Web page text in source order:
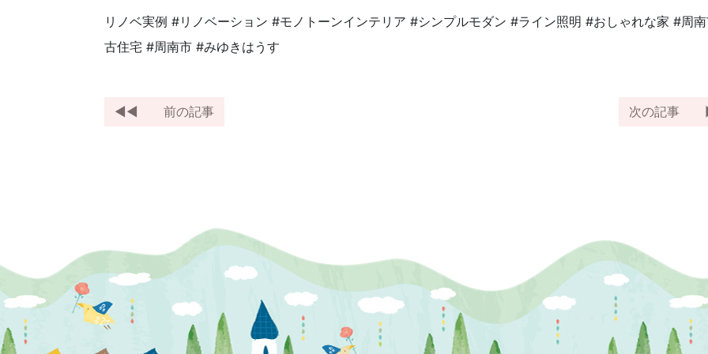
リノベ実例 #リノベーション #モノトーンインテリア #シンプルモダン #ライン照明 #おしゃれな家 #周
古住宅 #周南市 #みゆきはうす
前の記事 次の記事